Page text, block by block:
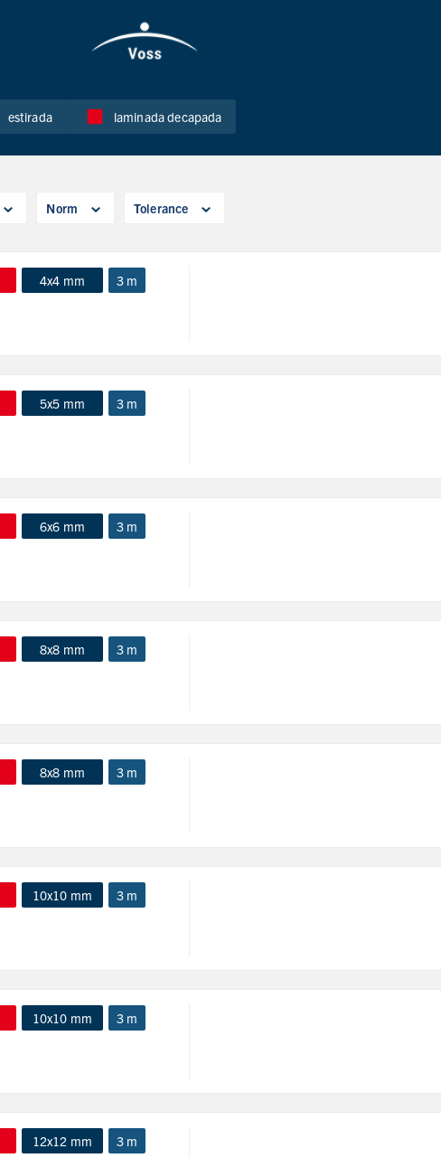
estirada laminada decapada
Norm Tolerance
4x4 mm 3 m
5x5 mm 3 m
6x6 mm 3 m
8x8 mm 3 m
8x8 mm 3 m
10x10 mm 3 m
10x10 mm 3 m
12x12 mm 3 m